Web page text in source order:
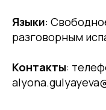
Языки:
разговорным
Контакты: